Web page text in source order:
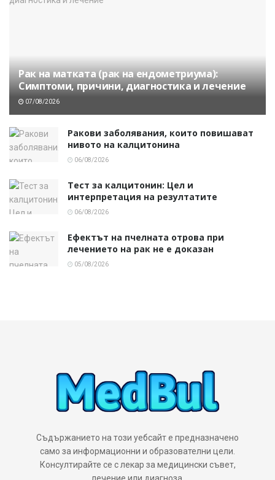
Рак на матката (рак на ендометриума):
Симптоми, причини, диагностика и лечение
07/08/2026
Ракови заболявания, които повишават
нивото на калцитонина
06/08/2026
Тест за калцитонин: Цел и
интерпретация на резултатите
06/08/2026
Ефектът на пчелната отрова при
лечението на рак не е доказан
05/08/2026
Съдържанието на този уебсайт е предназначено
само за информационни и образователни цели.
Консултирайте се с лекар за медицински съвет,